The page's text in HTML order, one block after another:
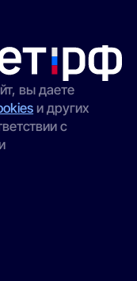
вы даете
и других
с
и